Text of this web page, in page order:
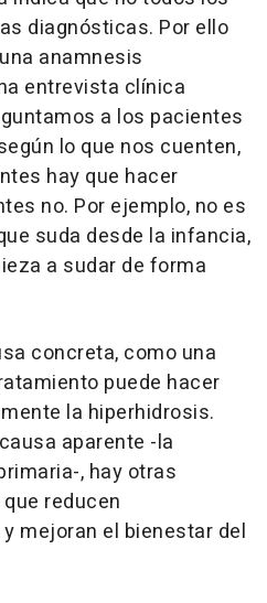
diagnósticas. Por ello
anamnesis
entrevista clínica
a los pacientes
lo que nos cuenten,
hay que hacer
no. Por ejemplo, no es
suda desde la infancia,
a sudar de forma
concreta, como una
puede hacer
la hiperhidrosis.
aparente -la
, hay otras
reducen
mejoran el bienestar del